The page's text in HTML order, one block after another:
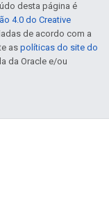
desta página é
4.0 do Creative
de acordo com a
aspolíticas do site do
da Oracle e/ou